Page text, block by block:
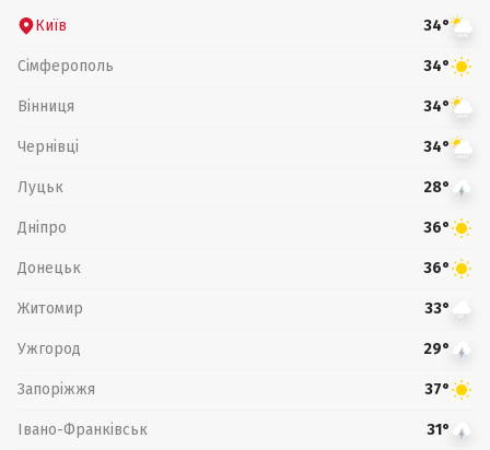
Київ 34°
Сімферополь 34°
Вінниця 34°
Чернівці 34°
Луцьк 28°
Дніпро 36°
Донецьк 36°
Житомир 33°
Ужгород 29°
Запоріжжя 37°
Івано-Франківськ 31°